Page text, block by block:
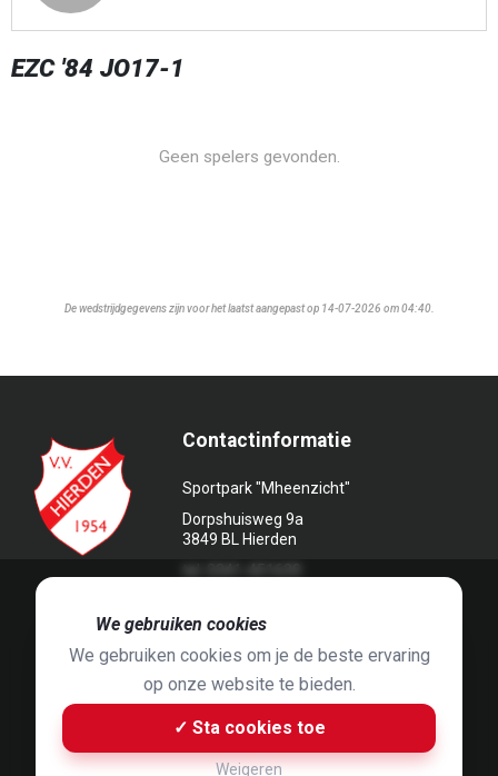
EZC '84 JO17-1
Geen spelers gevonden.
De wedstrijdgegevens zijn voor het laatst aangepast op 14-07-2026 om 04:40.
Contactinformatie
Sportpark "Mheenzicht"
Dorpshuisweg 9a
3849 BL Hierden
Jaap Hop & ontwerpen door
Built byBluey B.V.& Jelle de Haan
We gebruiken cookies
We gebruiken cookies om je de beste ervaring
op onze website te bieden.
✓ Sta cookies toe
Weigeren